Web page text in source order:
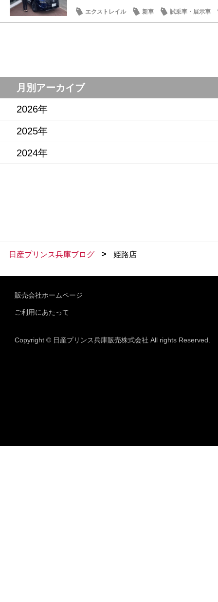
エクストレイル 新車 試乗車・展示車
月別アーカイブ
2026年
2025年
2024年
日産プリンス兵庫ブログ > 姫路店
販売会社ホームページ
ご利用にあたって
Copyright © 日産プリンス兵庫販売株式会社 All rights Reserved.